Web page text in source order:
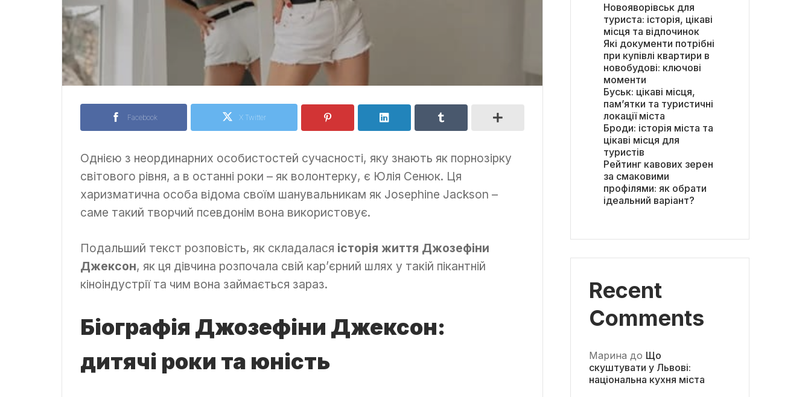
Facebook X Twitter
Однією з неординарних особистостей сучасності, яку знають як порнозірку
світового рівня, а в останні роки – як волонтерку, є Юлія Сенюк. Ця
харизматична особа відома своїм шанувальникам як Josephine Jackson –
саме такий творчий псевдонім вона використовує.
Подальший текст розповість, як складалася історія життя Джозефіни
Джексон, як ця дівчина розпочала свій кар’єрний шлях у такій пікантній
кіноіндустрії та чим вона займається зараз.
Біографія Джозефіни Джексон:
дитячі роки та юність
Новояворівськ для
туриста: історія, цікаві
місця та відпочинок
Які документи потрібні
при купівлі квартири в
новобудові: ключові
моменти
Буськ: цікаві місця,
пам’ятки та туристичні
локації міста
Броди: історія міста та
цікаві місця для
туристів
Рейтинг кавових зерен
за смаковими
профілями: як обрати
ідеальний варіант?
Recent
Comments
Марина до Що
скуштувати у Львові:
національна кухня міста